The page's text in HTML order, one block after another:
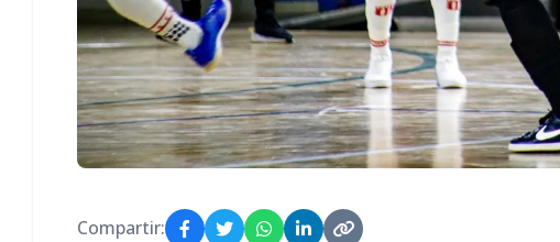
Compartir: